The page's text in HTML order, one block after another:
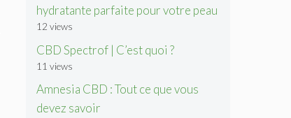
hydratante parfaite pour votre peau
12 views
CBD Spectrof | C’est quoi ?
11 views
Amnesia CBD : Tout ce que vous
devez savoir